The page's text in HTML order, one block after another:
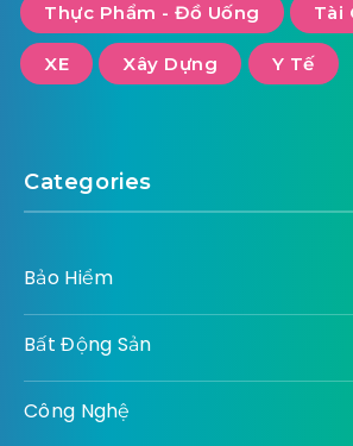
Thực Phẩm - Đồ Uống Tài
XE Xây Dựng Y Tế
Categories
Bảo Hiểm
Bất Động Sản
Công Nghệ